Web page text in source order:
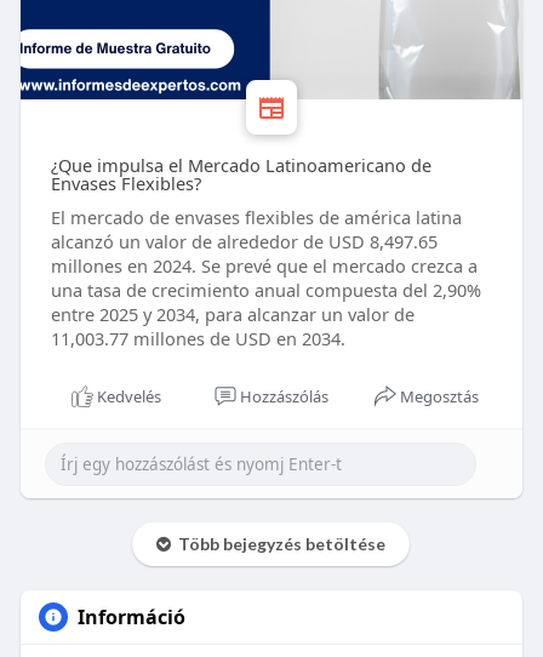
¿Que impulsa el Mercado Latinoamericano de
Envases Flexibles?
El mercado de envases flexibles de américa latina
alcanzó un valor de alrededor de USD 8,497.65
millones en 2024. Se prevé que el mercado crezca a
una tasa de crecimiento anual compuesta del 2,90%
entre 2025 y 2034, para alcanzar un valor de
11,003.77 millones de USD en 2034.
Kedvelés Hozzászólás Megosztás
Több bejegyzés betöltése
Információ